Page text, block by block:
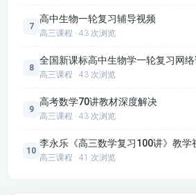
生物技术实践：
回顾传统发酵技术（如制作果酒
等），包括发酵原理、实验操作
讲解微生物的培养与应用，如培
的分离和计数，以及特定微生物
复习植物组织培养和酶的应用，
技术的操作流程和原理。
现代生物科技专题：
7
高中生物一轮复习辅导视频
高三课程 · 43 次浏览
8
全国新课标高中生物学一轮复习网
高三课程 · 43 次浏览
9
高考数学70讲教材深度解决
高三课程 · 43 次浏览
10
李永乐《高三数学复习100讲》教学
高三课程 · 41 次浏览